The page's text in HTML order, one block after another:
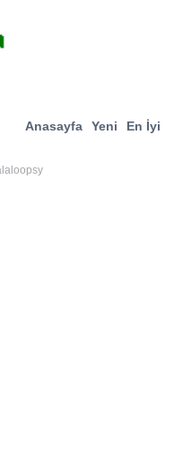
Anasayfa Yeni En İyi